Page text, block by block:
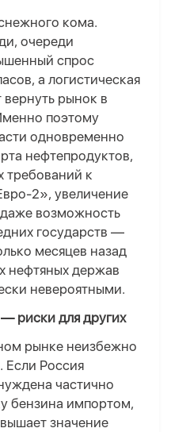
кома.
очереди
спрос
а логистическая
рынок в
поэтому
одновременно
нефтепродуктов,
требований к
2», увеличение
возможность
государств —
месяцев назад
нефтяных держав
невероятными.
риски для других
рынке неизбежно
Если Россия
частично
бензина импортом,
значение